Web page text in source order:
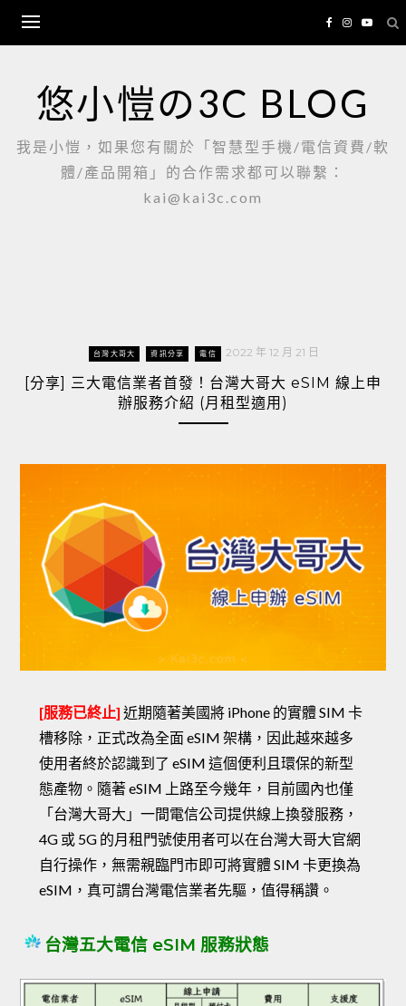
content
悠小愷の3C BLOG
我是小愷，如果您有關於「智慧型手機/電信資費/軟
體/產品開箱」的合作需求都可以聯繫：
kai@kai3c.com
台灣大哥大 資訊分享 電信 2022 年 12 月 21 日
[分享] 三大電信業者首發！台灣大哥大 eSIM 線上申
辦服務介紹 (月租型適用)
[服務已終止] 近期隨著美國將 iPhone 的實體 SIM 卡
槽移除，正式改為全面 eSIM 架構，因此越來越多
使用者終於認識到了 eSIM 這個便利且環保的新型
態產物。隨著 eSIM 上路至今幾年，目前國內也僅
「台灣大哥大」一間電信公司提供線上換發服務，
4G 或 5G 的月租門號使用者可以在台灣大哥大官網
自行操作，無需親臨門市即可將實體 SIM 卡更換為
eSIM，真可謂台灣電信業者先驅，值得稱讚。
台灣五大電信 eSIM 服務狀態